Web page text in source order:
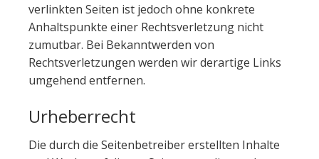
verlinkten Seiten ist jedoch ohne konkrete
Anhaltspunkte einer Rechtsverletzung nicht
zumutbar. Bei Bekanntwerden von
Rechtsverletzungen werden wir derartige Links
umgehend entfernen.
Urheberrecht
Die durch die Seitenbetreiber erstellten Inhalte